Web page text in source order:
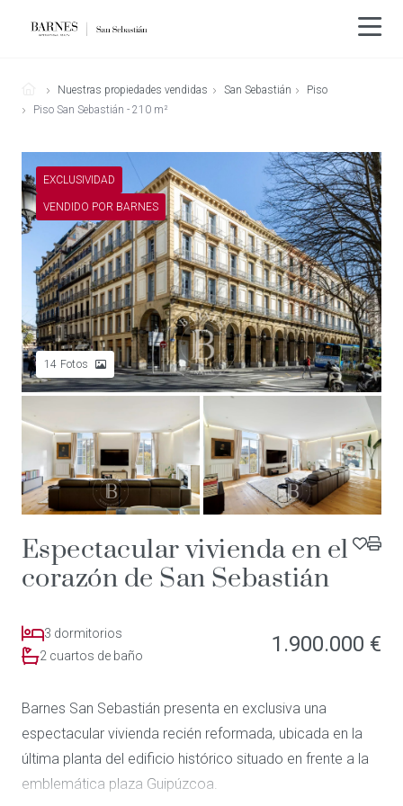
Nuestras propiedades vendidas San Sebastián
Piso
Piso San Sebastián - 210 m²
14 Fotos
EXCLUSIVIDAD
VENDIDO POR BARNES
Espectacular vivienda en el
corazón de San Sebastián
3 dormitorios
2 cuartos de baño
1.900.000 €
Barnes San Sebastián presenta en exclusiva una
espectacular vivienda recién reformada, ubicada en la
última planta del edificio histórico situado en frente a la
emblemática plaza Guipúzcoa.